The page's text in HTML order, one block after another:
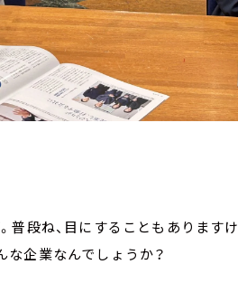
普段ね、目にすることもあります
な企業なんでしょうか？